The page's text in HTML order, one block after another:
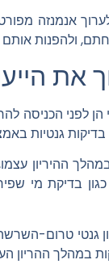
אנמנזה
ולהפנות אותם
את
הן לפני הכניסה
גנטיות
ההיריון
במהלך ההריון